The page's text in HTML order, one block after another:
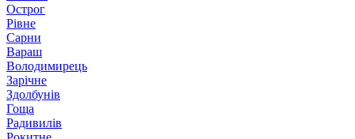
Острог
Рівне
Сарни
Вараш
Володимирець
Зарічне
Здолбунів
Гоща
Радивилів